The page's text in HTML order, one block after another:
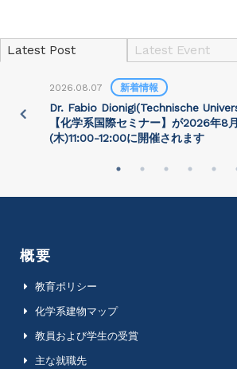
Latest Post Latest Event
2026.08.07 新着情報
Dr. Fabio Dionigi(Technische
【化学系国際セミナー】が2026年8
(⽊)11:00-12:00に開催されます
概要
教育ポリシー
化学系建物マップ
教員および学生の受賞
主な就職先